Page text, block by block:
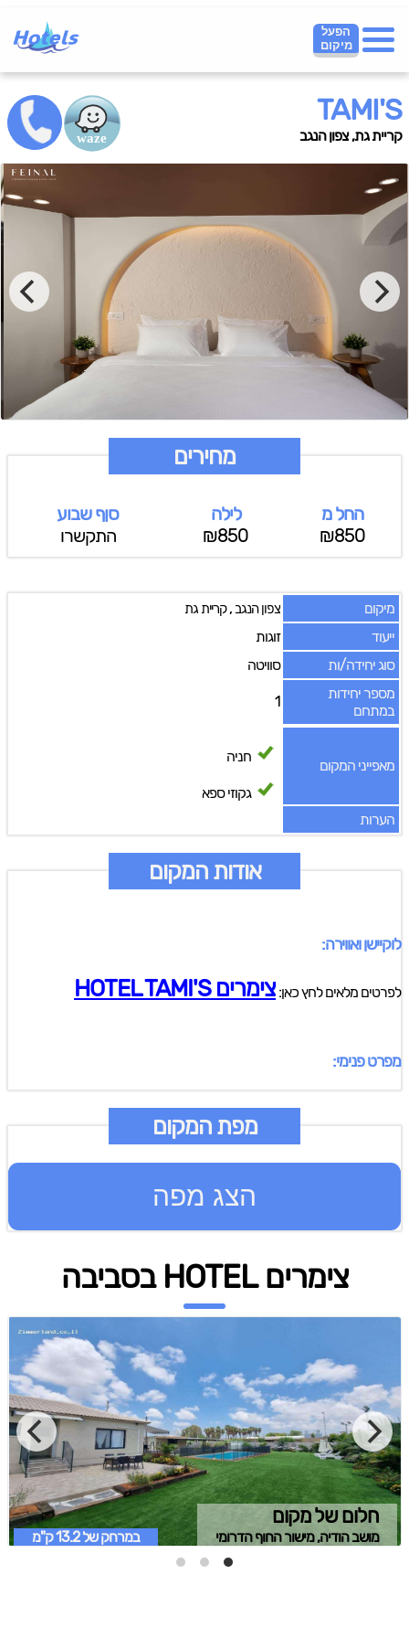
הפעל
מיקום
TAMI'S
קריית גת, צפון הנגב
מחירים
החל מ
₪850
לילה
₪850
סןף שבוע
התקשרו
מיקום צפון הנגב,קריית גת
ייעוד
זוגות
סוג יחידה/ות
סוויטה
מספר יחידות
במתחם
1
מאפייני המקום
חניה
גקוזי ספא
הערות
אודות המקום
לוקיישן ואווירה:
לפרטים מלאים לחץ כאן:צימרים HOTEL TAMI'S
מפרט פנימי:
מפת המקום
הצג מפה
צימרים HOTEL בסביבה
חלום של מקום
מושב הודיה, מישור החוף הדרומי במרחק של 13.2 ק"מ